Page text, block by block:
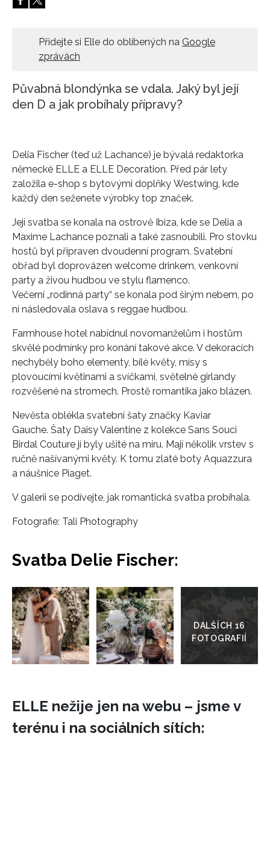
Přidejte si Elle do oblíbených na Google
zprávách
Půvabná blondýnka se vdala. Jaký byl její
den D a jak probíhaly přípravy?
Delia Fischer (teď už Lachance) je bývalá redaktorka
německé ELLE a ELLE Decoration. Před pár lety
založila e-shop s bytovými doplňky Westwing, kde
každý den seženete výrobky top značek.
Její svatba se konala na ostrově Ibiza, kde se Delia a
Maxime Lachance poznali a také zasnoubili. Pro stovku
hostů byl připraven dvoudenní program. Svatební
obřad byl doprovázen welcome drinkem, venkovní
party a živou hudbou ve stylu flamenco.
Večerní „rodinná party“ se konala pod širým nebem, po
ní následovala oslava s reggae hudbou.
Farmhouse hotel nabídnul novomanželům i hostům
skvělé podmínky pro konání takové akce. V dekoracích
nechyběly boho elementy, bílé květy, mísy s
plovoucími květinami a svíčkami, světelné girlandy
rozvěšené na stromech. Prostě romantika jako blázen.
Nevěsta oblékla svatební šaty značky Kaviar
Gauche. Šaty Daisy Valentine z kolekce Sans Souci
Birdal Couture jí byly ušité na míru. Mají několik vrstev s
ručně našívanými květy. K tomu zlaté boty Aquazzura
a náušnice Piaget.
V galerii se podívejte, jak romantická svatba probíhala.
Fotografie: Tali Photography
Svatba Delie Fischer:
Přejít
do
galerie
ELLE nežije jen na webu – jsme v
terénu i na sociálních sítích: